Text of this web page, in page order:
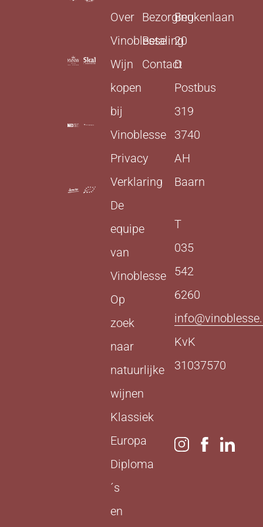
Over
Vinoblesse
Wijn
kopen
bij
Vinoblesse
Privacy
Verklaring
De
equipe
van
Vinoblesse
Op
zoek
naar
natuurlijke
wijnen
Klassiek
Europa
Diploma
´s
en
Bezorging
Betaling
Contact
Beukenlaan
20
D
Postbus
319
3740
AH
Baarn
T
035
542
6260
KvK
31037570